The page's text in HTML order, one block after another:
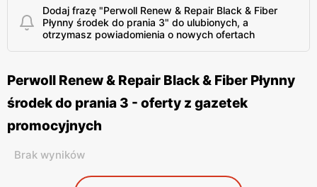
Dodaj frazę "Perwoll Renew & Repair Black & Fiber
Płynny środek do prania 3" do ulubionych, a
otrzymasz powiadomienia o nowych ofertach
Perwoll Renew & Repair Black & Fiber Płynny
środek do prania 3 - oferty z gazetek
promocyjnych
Brak wyników